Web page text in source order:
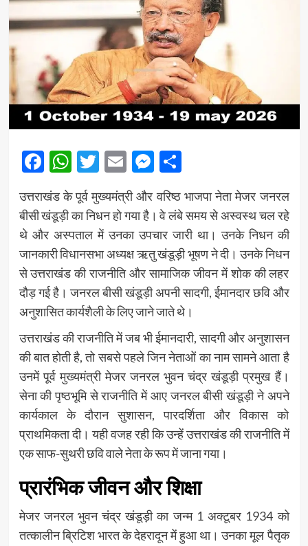
Facebook
WhatsApp
Twitter
EmailMessenger
Share
उत्तराखंड के पूर्व मुख्यमंत्री और वरिष्ठ भाजपा नेता मेजर जनरल
बीसी खंडूड़ी का निधन हो गया है। वे लंबे समय से अस्वस्थ चल रहे
थे और अस्पताल में उनका उपचार जारी था। उनके निधन की
जानकारी विधानसभा अध्यक्ष ऋतु खंडूड़ी भूषण ने दी। उनके निधन
से उत्तराखंड की राजनीति और सामाजिक जीवन में शोक की लहर
दौड़ गई है। जनरल बीसी खंडूड़ी अपनी सादगी, ईमानदार छवि और
अनुशासित कार्यशैली के लिए जाने जाते थे।
उत्तराखंड की राजनीति में जब भी ईमानदारी, सादगी और अनुशासन
की बात होती है, तो सबसे पहले जिन नेताओं का नाम सामने आता है
उनमें पूर्व मुख्यमंत्री मेजर जनरल भुवन चंद्र खंडूड़ी प्रमुख हैं।
सेना की पृष्ठभूमि से राजनीति में आए जनरल बीसी खंडूड़ी ने अपने
कार्यकाल के दौरान सुशासन, पारदर्शिता और विकास को
प्राथमिकता दी। यही वजह रही कि उन्हें उत्तराखंड की राजनीति में
एक साफ-सुथरी छवि वाले नेता के रूप में जाना गया।
प्रारंभिक जीवन और शिक्षा
मेजर जनरल भुवन चंद्र खंडूड़ी का जन्म 1 अक्टूबर 1934 को
तत्कालीन ब्रिटिश भारत के देहरादून में हुआ था। उनका मूल पैतृक